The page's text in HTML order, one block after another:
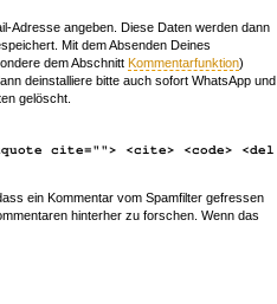
Adresse angeben. Diese Daten werden dann
Mit dem Absenden Deines
dem Abschnitt Kommentarfunktion)
deinstalliere bitte auch sofort WhatsApp und
gelöscht.
cite=""> <cite> <code> <del
ein Kommentar vom Spamfilter gefressen
hinterher zu forschen. Wenn das